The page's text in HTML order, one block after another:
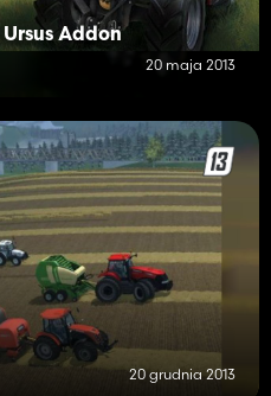
Addon
20 maja 2013
20 grudnia 2013